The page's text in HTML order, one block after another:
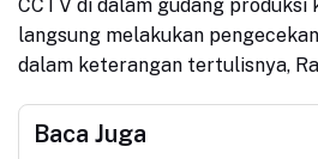
CCTV di dalam gudang produksi
langsung melakukan
dalam keterangan tertulisnya,
Baca Juga